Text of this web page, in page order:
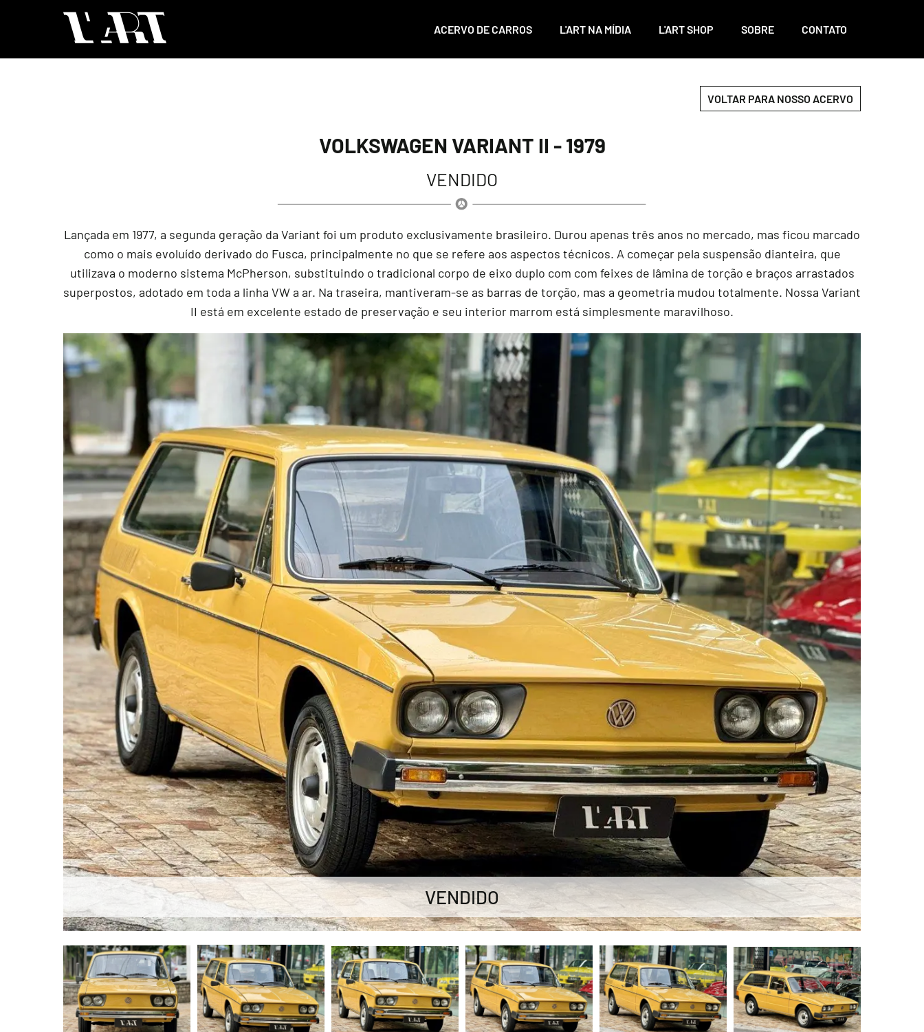
ACERVO DE CARROS L'ART NA MÍDIA L'ART SHOP SOBRE CONTATO
VOLTAR PARA NOSSO ACERVO
VOLKSWAGEN VARIANT II - 1979
VENDIDO
Lançada em 1977, a segunda geração da Variant foi um produto exclusivamente brasileiro. Durou apenas três anos no mercado, mas ficou marcado
como o mais evoluído derivado do Fusca, principalmente no que se refere aos aspectos técnicos. A começar pela suspensão dianteira, que
utilizava o moderno sistema McPherson, substituindo o tradicional corpo de eixo duplo com com feixes de lâmina de torção e braços arrastados
superpostos, adotado em toda a linha VW a ar. Na traseira, mantiveram-se as barras de torção, mas a geometria mudou totalmente. Nossa Variant
II está em excelente estado de preservação e seu interior marrom está simplesmente maravilhoso.
VENDIDO